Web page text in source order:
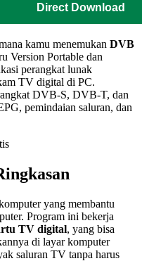
Direct Download
kamu menemukan DVB
Version Portable dan
perangkat lunak
TV digital di PC.
DVB-S, DVB-T, dan
pemindaian saluran, dan
yang membantu
Program ini bekerja
TV digital, yang bisa
di layar komputer
saluran TV tanpa harus